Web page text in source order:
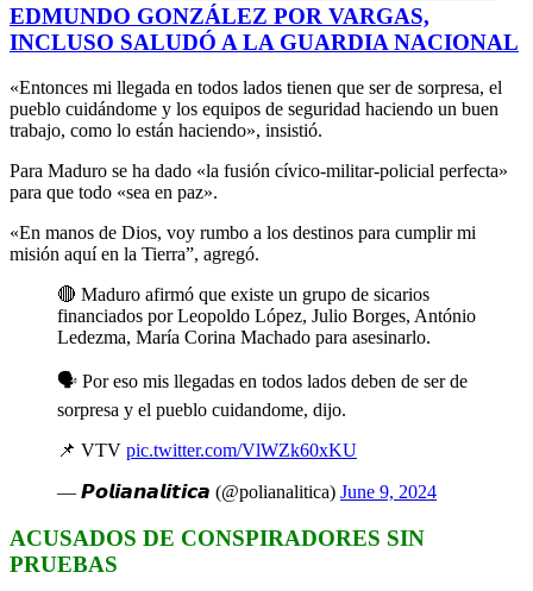
EDMUNDO GONZÁLEZ POR VARGAS,
INCLUSO SALUDÓ A LA GUARDIA NACIONAL
«Entonces mi llegada en todos lados tienen que ser de sorpresa, el
pueblo cuidándome y los equipos de seguridad haciendo un buen
trabajo, como lo están haciendo», insistió.
Para Maduro se ha dado «la fusión cívico-militar-policial perfecta»
para que todo «sea en paz».
«En manos de Dios, voy rumbo a los destinos para cumplir mi
misión aquí en la Tierra”, agregó.
🔴 Maduro afirmó que existe un grupo de sicarios
financiados por Leopoldo López, Julio Borges, António
Ledezma, María Corina Machado para asesinarlo.
🗣️ Por eso mis llegadas en todos lados deben de ser de
sorpresa y el pueblo cuidandome, dijo.
📌 VTV pic.twitter.com/VlWZk60xKU
— 𝙋𝙤𝙡𝙞𝙖𝙣𝙖𝙡𝙞𝙩𝙞𝙘𝙖 (@polianalitica) June 9, 2024
ACUSADOS DE CONSPIRADORES SIN
PRUEBAS